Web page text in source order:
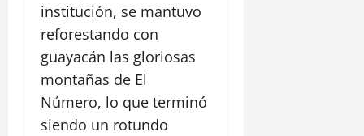
institución, se mantuvo
reforestando con
guayacán las gloriosas
montañas de El
Número, lo que terminó
siendo un rotundo